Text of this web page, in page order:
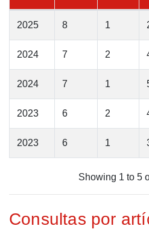
2025 8 1
2024 7 2
2024 7 1
2023 6 2
2023 6 1
Showing 1 to 5
Consultas por